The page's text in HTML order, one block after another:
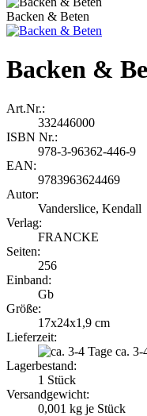
Backen & Beten
Backen &
Art.Nr.:
332446000
ISBN Nr.:
978-3-96362-446-9
EAN:
9783963624469
Autor:
Vanderslice, Kendall
Verlag:
FRANCKE
Seiten:
256
Einband:
Gb
Größe:
17x24x1,9 cm
Lieferzeit:
ca. 3-
Lagerbestand:
1 Stück
Versandgewicht:
0,001 kg je Stück